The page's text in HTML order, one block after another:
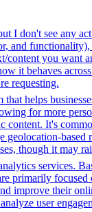
I don't see any
and
you want
it behaves
requesting.
helps
for more
It's
though it may
services.
primarily
improve their
user